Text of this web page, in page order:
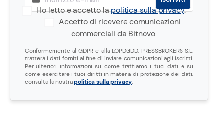
Ho letto e accetto lapolitica sulla privacy.
Accetto di ricevere comunicazioni
commerciali da Bitnovo
Conformemente al GDPR e alla LOPDGDD, PRESSBROKERS S.L.
tratterà i dati forniti al fine di inviare comunicazioni agli iscritti.
Per ulteriori informazioni su come trattiamo i tuoi dati e su
come esercitare i tuoi diritti in materia di protezione dei dati,
consulta la nostrapolitica sulla privacy.